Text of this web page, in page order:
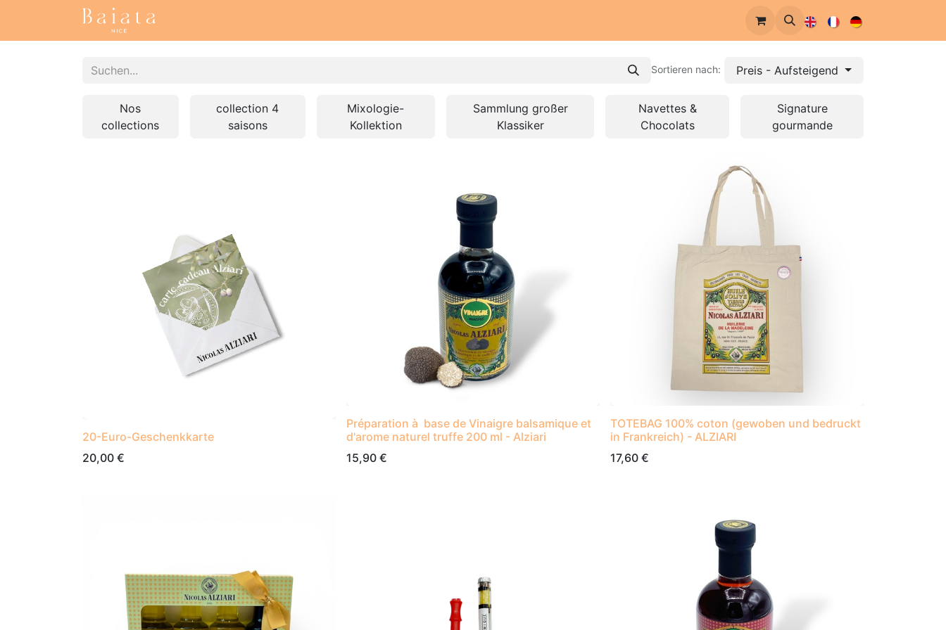
Sortieren nach: Preis - Aufsteigend
Nos
collections
collection 4
saisons
Mixologie-
Kollektion
Sammlung großer
Klassiker
Navettes &
Chocolats
Signature
gourmande
20-Euro-Geschenkkarte
20,00 €
Préparation à base de Vinaigre balsamique et
d'arome naturel truffe 200 ml - Alziari
15,90 €
TOTEBAG 100% coton (gewoben und bedruckt
in Frankreich) - ALZIARI
17,60 €